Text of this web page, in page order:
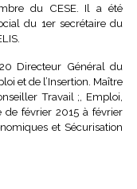
du CESE. Il a été
du 1er secrétaire du
Directeur Général du
et de l’Insertion. Maître
Travail ;, Emploi,
de février 2015 à février
et Sécurisation